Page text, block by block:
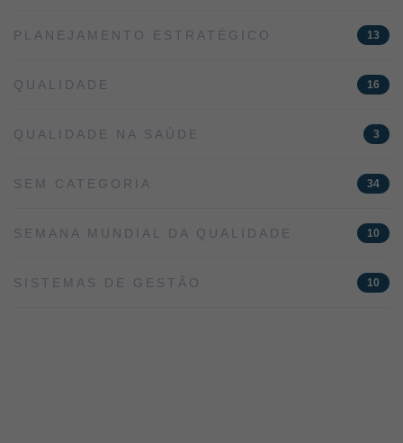
PLANEJAMENTO ESTRATÉGICO 13
QUALIDADE 16
QUALIDADE NA SAÚDE 3
SEM CATEGORIA 34
SEMANA MUNDIAL DA QUALIDADE 10
SISTEMAS DE GESTÃO 10